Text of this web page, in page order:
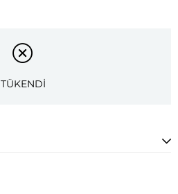
TÜKENDİ